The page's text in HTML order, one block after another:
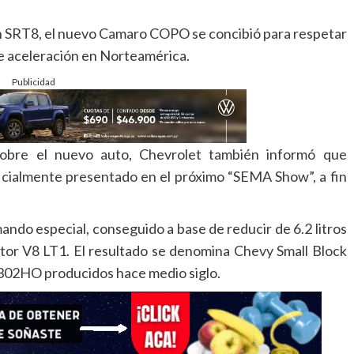
el nuevo Camaro COPO se concibió para respetar
aceleración en Norteamérica.
Publicidad
el nuevo auto, Chevrolet también informó que
presentado en el próximo “SEMA Show”, a fin
especial, conseguido a base de reducir de 6.2 litros
V8 LT1. El resultado se denomina Chevy Small Block
producidos hace medio siglo.